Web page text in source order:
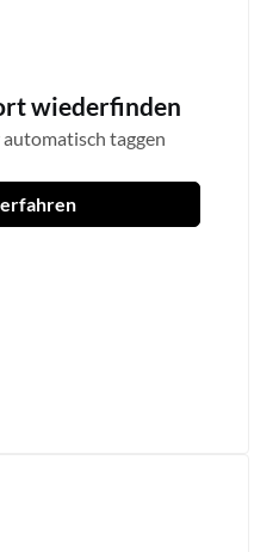
wiederfinden
taggen